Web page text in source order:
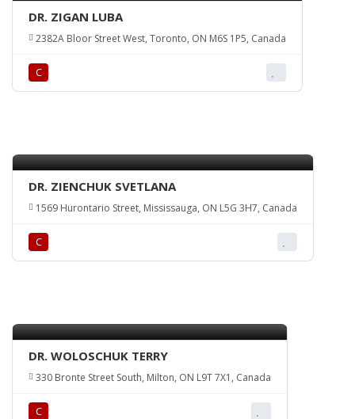
DR. ZIGAN LUBA
2382A Bloor Street West, Toronto, ON M6S 1P5, Canada
С
DR. ZIENCHUK SVETLANA
1569 Hurontario Street, Mississauga, ON L5G 3H7, Canada
С
DR. WOLOSCHUK TERRY
330 Bronte Street South, Milton, ON L9T 7X1, Canada
С